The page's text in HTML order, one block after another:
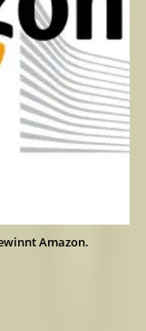
Amazon.